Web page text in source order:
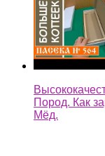
Пород. Как
Мёд.